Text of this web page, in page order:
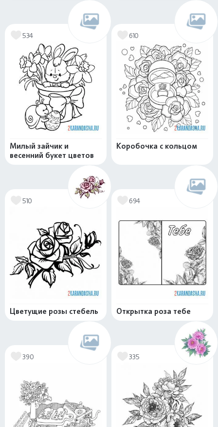
534
Милый зайчик и
весенний букет цветов
610
Коробочка с кольцом
510
Цветущие розы стебель
694
Открытка роза тебе
390 335